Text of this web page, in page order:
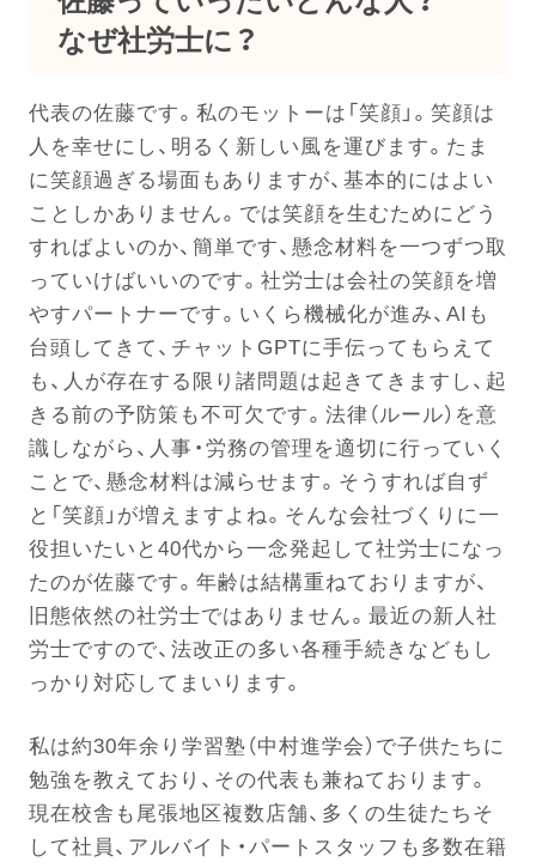
なぜ社労士に？
代表の佐藤です。私のモットーは「笑顔」。笑顔は
人を幸せにし、明るく新しい風を運びます。たま
に笑顔過ぎる場面もありますが、基本的にはよい
ことしかありません。では笑顔を生むためにどう
すればよいのか、簡単です、懸念材料を一つずつ取
っていけばいいのです。社労士は会社の笑顔を増
やすパートナーです。いくら機械化が進み、AIも
台頭してきて、チャットGPTに手伝ってもらえて
も、人が存在する限り諸問題は起きてきますし、起
きる前の予防策も不可欠です。法律（ルール）を意
識しながら、人事・労務の管理を適切に行っていく
ことで、懸念材料は減らせます。そうすれば自ず
と「笑顔」が増えますよね。そんな会社づくりに一
役担いたいと40代から一念発起して社労士になっ
たのが佐藤です。年齢は結構重ねておりますが、
旧態依然の社労士ではありません。最近の新人社
労士ですので、法改正の多い各種手続きなどもし
っかり対応してまいります。
私は約30年余り学習塾（中村進学会）で子供たちに
勉強を教えており、その代表も兼ねております。
現在校舎も尾張地区複数店舗、多くの生徒たちそ
して社員、アルバイト・パートスタッフも多数在籍